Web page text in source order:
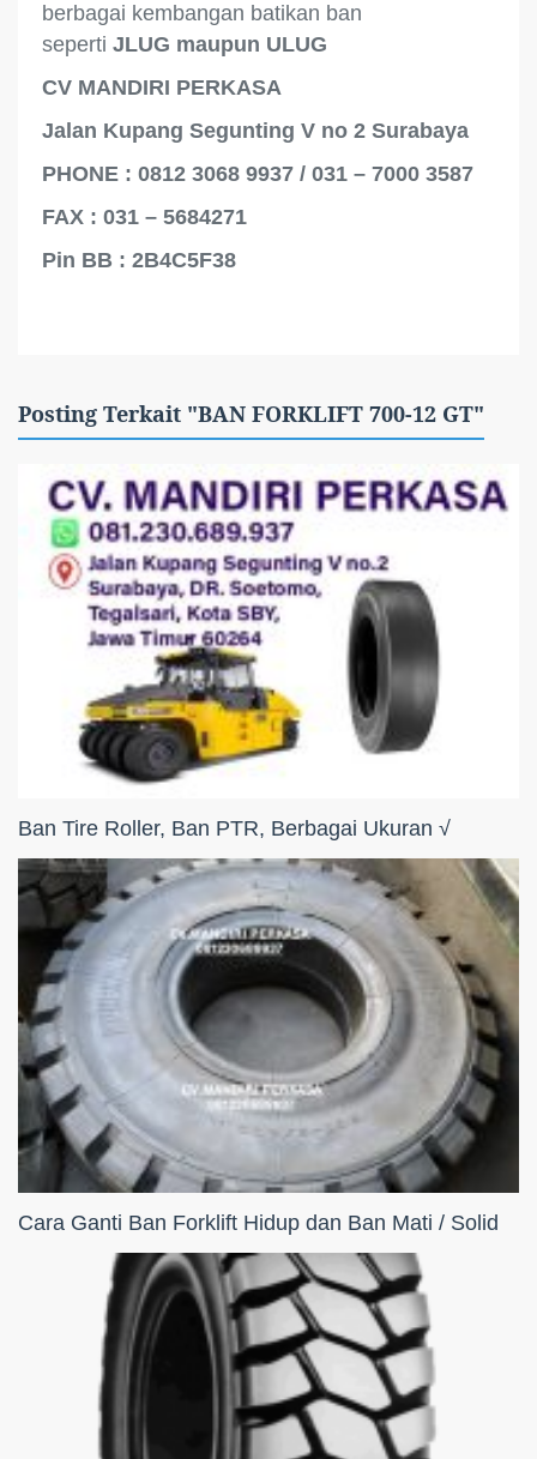
berbagai kembangan batikan ban
seperti JLUG maupun ULUG
CV MANDIRI PERKASA
Jalan Kupang Segunting V no 2 Surabaya
PHONE : 0812 3068 9937 / 031 – 7000 3587
FAX : 031 – 5684271
Pin BB : 2B4C5F38
Posting Terkait "BAN FORKLIFT 700-12 GT"
Ban Tire Roller, Ban PTR, Berbagai Ukuran √
Cara Ganti Ban Forklift Hidup dan Ban Mati / Solid